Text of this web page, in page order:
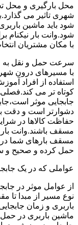
محل بارگیری و محل
شهری تاثیر می
شود باید ماشین
شود.وانت بار نیکنام
با مکان مشتریان
سرعت حمل و نقل به
با مسیرهای درون
استفاده از افراد
کوتاه تر می
جابجایی موثر
دشوارتر است و دقت
حفاظت کالاها در
مسقف باشند.وانت بار
مسقف بارهای شما
حمل کرده و صحیح و
عواملی که در یک
از عوامل موثر در
نوع مسیر از مبدا تا
باربری و زمان
ماشین باربری در